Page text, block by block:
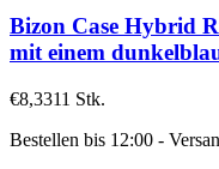
Bizon Case Hybrid
mit einem
€8,3311 Stk.
Bestellen bis 12:00 -